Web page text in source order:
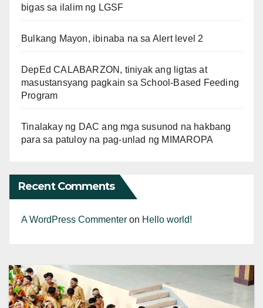
bigas sa ilalim ng LGSF
Bulkang Mayon, ibinaba na sa Alert level 2
DepEd CALABARZON, tiniyak ang ligtas at
masustansyang pagkain sa School-Based Feeding
Program
Tinalakay ng DAC ang mga susunod na hakbang
para sa patuloy na pag-unlad ng MIMAROPA
Recent Comments
A WordPress Commenter on Hello world!